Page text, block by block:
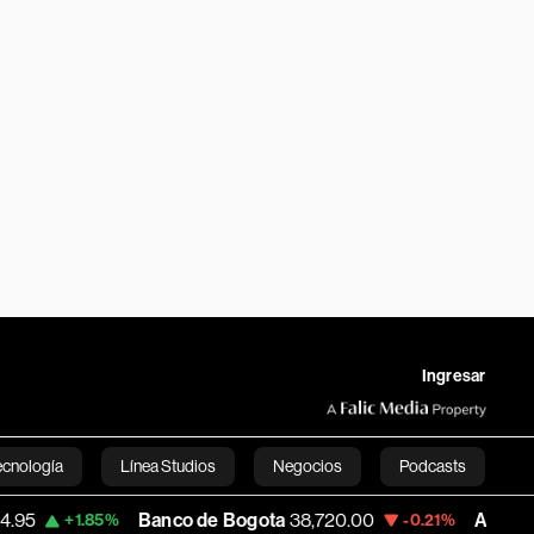
Ingresar
Línea Studios Negocios Podcasts
English
Banco de Bogota 38,720.00 -0.21% Apple 310.94